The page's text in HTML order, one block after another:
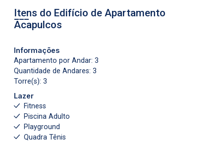
Itens do Edifício de Apartamento
Acapulcos
Informações
Apartamento por Andar: 3
Quantidade de Andares: 3
Torre(s): 3
Lazer
Fitness
Piscina Adulto
Playground
Quadra Tênis